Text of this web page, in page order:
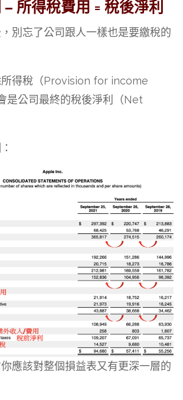
所得稅費用 = 稅後淨利
別忘了公司跟人一樣也是要繳稅的
所得稅（Provision for income
是公司最終的稅後淨利（Net
應該對整個損益表又有更深一層的